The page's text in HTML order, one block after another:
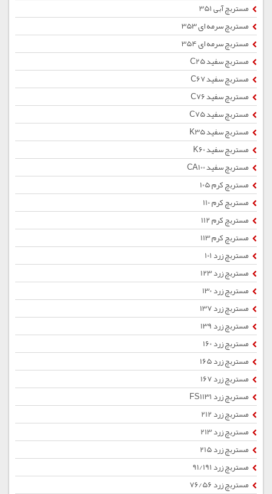
مستربچ آبی 351
مستربچ سرمه ای 353
مستربچ سرمه ای 354
مستربچ سفید C25
مستربچ سفید C67
مستربچ سفید C76
مستربچ سفید C75
مستربچ سفید K35
مستربچ سفید K60
مستربچ سفید CA100
مستربچ کرم 105
مستربچ کرم 110
مستربچ کرم 112
مستربچ کرم 113
مستربچ زرد 101
مستربچ زرد 123
مستربچ زرد 130
مستربچ زرد 137
مستربچ زرد 139
مستربچ زرد 160
مستربچ زرد 165
مستربچ زرد 167
مستربچ زرد FS1131
مستربچ زرد 212
مستربچ زرد 213
مستربچ زرد 215
مستربچ زرد 91/191
مستربچ زرد 76/56